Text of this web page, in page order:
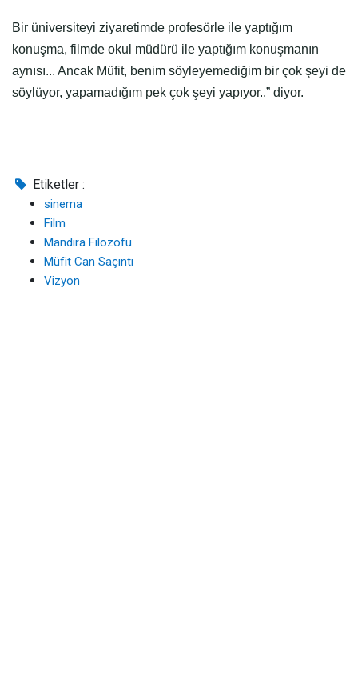
Bir üniversiteyi ziyaretimde profesörle ile yaptığım
konuşma, filmde okul müdürü ile yaptığım konuşmanın
aynısı... Ancak Müfit, benim söyleyemediğim bir çok şeyi de
söylüyor, yapamadığım pek çok şeyi yapıyor..” diyor.
Etiketler :
sinema
Film
Mandıra Filozofu
Müfit Can Saçıntı
Vizyon